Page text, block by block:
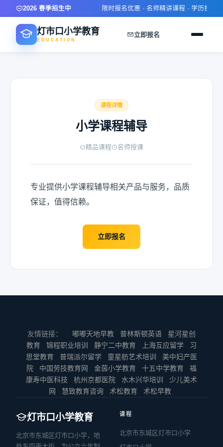
2026 春季招生中 限时报名优惠 · 名师精讲课程 · 学历技能
灯市口小学教育
EDUCATION
立即报名
课程详情
小学课程辅导
精品课程 名师授课
专业提供小学课程辅导相关产品与服务，品质
保证，值得信赖。
立即报名
友情链接： 嘟嘟天地早教 普林斯顿英语
星河星创
教育
锦程职业培训 静宁二中教育 上海互应留学
习
思堂教育
普瑞派尔留学 童星舫艺术培训
美中妇产医
院
中国劳技教育网 金茵小学教育 十五中学教育
福
康寿中医科技
杭州京都医院 水木兴华培训
少儿美术
网
慧致教育咨询 术松教育 术松早教
灯市口小学教育
北京市东城区灯市口小学，地
课程
北京市东城区灯市口小学